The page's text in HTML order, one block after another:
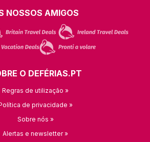
NOSSOS AMIGOS
O DEFÉRIAS.PT
Regras de utilização »
de privacidade »
Sobre nós »
Alertas e newsletter »